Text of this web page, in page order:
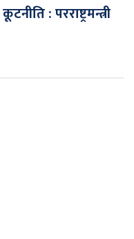
: परराष्ट्रमन्त्री